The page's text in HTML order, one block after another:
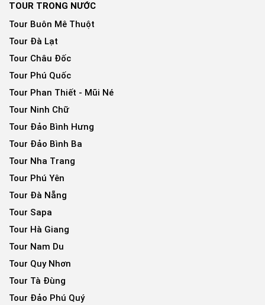
TOUR TRONG NƯỚC
Tour Buôn Mê Thuột
Tour Đà Lạt
Tour Châu Đốc
Tour Phú Quốc
Tour Phan Thiết - Mũi Né
Tour Ninh Chữ
Tour Đảo Bình Hưng
Tour Đảo Bình Ba
Tour Nha Trang
Tour Phú Yên
Tour Đà Nẵng
Tour Sapa
Tour Hà Giang
Tour Nam Du
Tour Quy Nhơn
Tour Tà Đùng
Tour Đảo Phú Quý